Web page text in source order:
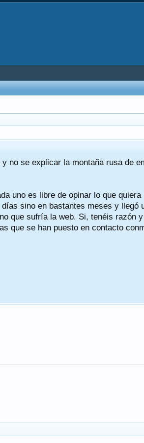
no se explicar la montaña rusa de
uno es libre de opinar lo que
sino en bastantes meses y llegó
que sufría la web. Si, tenéis razón
que se han puesto en contacto